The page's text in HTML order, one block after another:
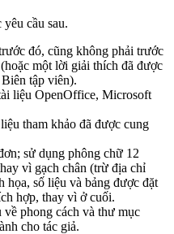
cầu sau.
đó, cũng không phải trước
một lời giải thích đã được
tập viên).
liệu OpenOffice, Microsoft
tham khảo đã được cung
sử dụng phông chữ 12
vì gạch chân (trừ địa chỉ
họa, số liệu và bảng được đặt
hợp, thay vì ở cuối.
về phong cách và thư mục
cho tác giả.